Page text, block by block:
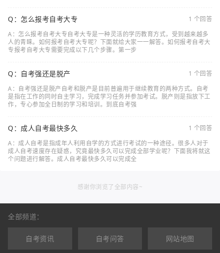
Q：怎么报考自考大专
1 个回答
A：怎么报考自考大专自考大专是一种灵活的学历教育方式，受到越来越多
人的青睐。如何报考自考大专呢？下面就给大家一一解答。如何报考自考大
专报考自考大专需要完成以下几个步骤。第一步
Q：自考强还是脱产
1 个回答
A：自考强还是脱产自考和脱产是目前普遍用于继续教育的两种方式。自考
是指在工作的同时自主学习，完成学习任务并参加考试。脱产则是指放下工
作，专心参加全日制的学习和培训。到底自考强
Q：成人自考最快多久
1 个回答
A：成人自考是指成年人利用自学的方式进行考试的一种途径。很多人对于
成人自考速度存在疑惑，究竟最快多久可以完成全部学业呢？下面我将就这
个问题进行解答。成人自考最快多久可以完成全
感谢你浏览了全部内容~
全部频道：
自考资讯 自考问答 网站地图